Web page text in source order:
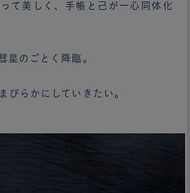
て美しく、手帳と己が一心同体化
星のごとく降臨。
びらかにしていきたい。